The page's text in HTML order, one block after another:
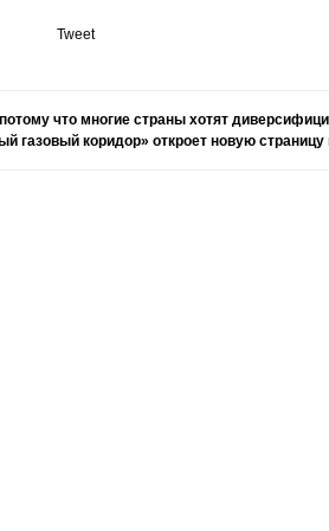
Tweet
что многие страны хотят
газовый коридор» откроет новую